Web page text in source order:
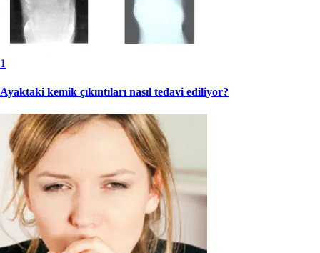
1
Ayaktaki kemik çıkıntıları nasıl tedavi ediliyor?